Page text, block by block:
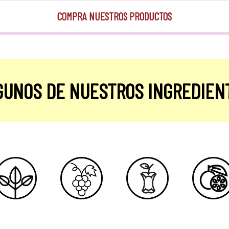
COMPRA NUESTROS PRODUCTOS
DE NUESTROS